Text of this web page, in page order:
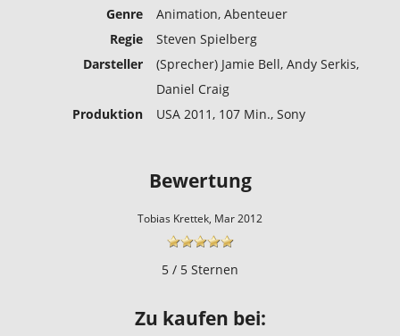
Genre
Animation, Abenteuer
Regie
Steven Spielberg
Darsteller
(Sprecher) Jamie Bell, Andy Serkis,
Daniel Craig
Produktion
USA 2011, 107 Min., Sony
Bewertung
Tobias Krettek, Mar 2012
5 / 5 Sternen
Zu kaufen bei: